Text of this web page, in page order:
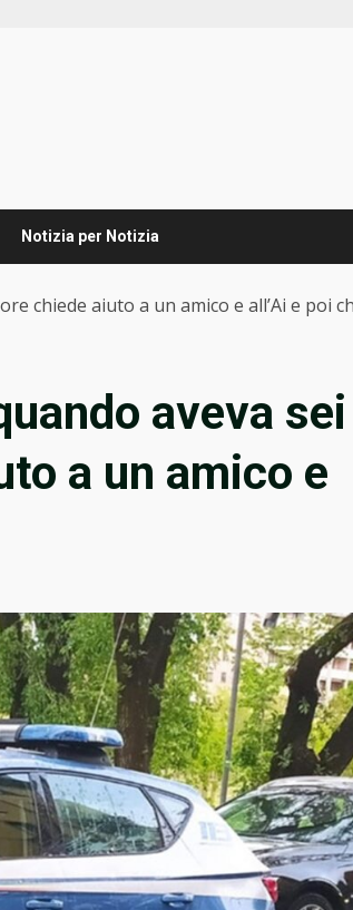
Notizia per Notizia
chiede aiuto a un amico e all’Ai e poi
aveva sei
a un amico e